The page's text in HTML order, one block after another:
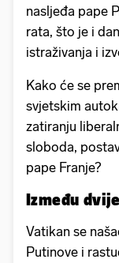
nasljeđa pape
rata, što je i
istraživanja i
Kako će se
svjetskim
zatiranju
sloboda,
pape Franje?
Između
Vatikan se
Putinove i